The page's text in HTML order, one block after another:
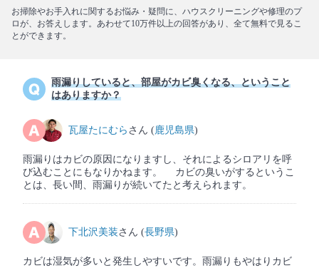
お掃除やお手入れに関するお悩み・疑問に、ハウスクリーニングや修理のプ
ロが、お答えします。あわせて10万件以上の回答があり、全て無料で見るこ
とができます。
雨漏りしていると、部屋がカビ臭くなる、ということ
はありますか？
瓦屋たにむら さん (鹿児島県)
雨漏りはカビの原因になりますし、それによるシロアリを呼
び込むことにもなりかねます。 カビの臭いがするというこ
とは、長い間、雨漏りが続いてたと考えられます。
下北沢美装 さん (長野県)
カビは湿気が多いと発生しやすいです。雨漏りもやはりカビ